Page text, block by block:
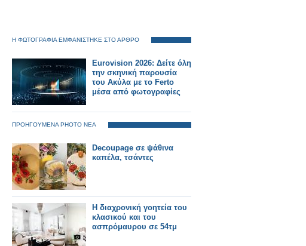
Η ΦΩΤΟΓΡΑΦΙΑ ΕΜΦΑΝΙΣΤΗΚΕ ΣΤΟ ΑΡΘΡΟ
Eurovision 2026: Δείτε όλη
την σκηνική παρουσία
του Ακύλα με το Ferto
μέσα από φωτογραφίες
ΠΡΟΗΓΟΥΜΕΝΑ PHOTO ΝΕΑ
Decoupage σε ψάθινα
καπέλα, τσάντες
Η διαχρονική γοητεία του
κλασικού και του
ασπρόμαυρου σε 54τμ